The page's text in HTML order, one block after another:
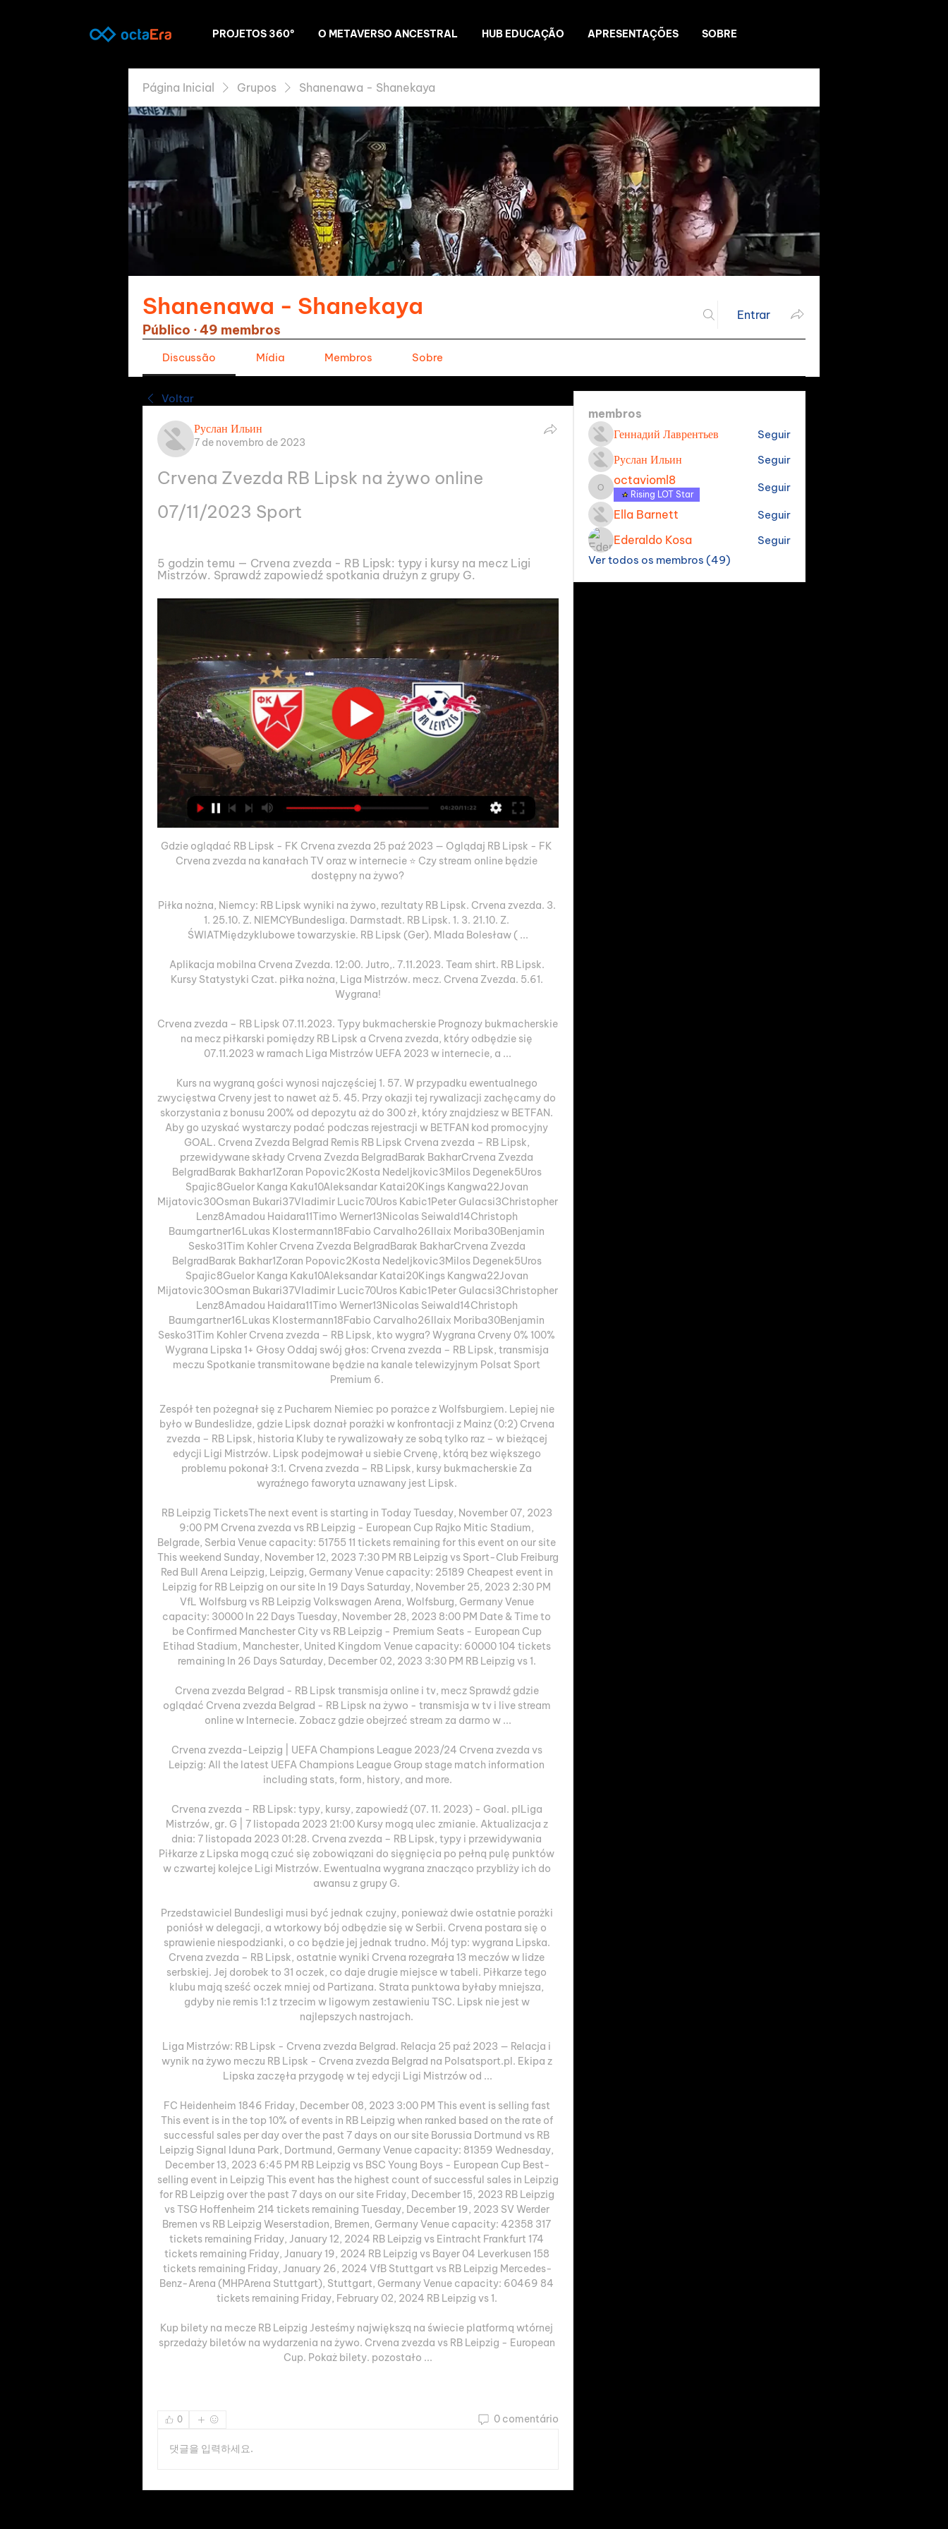
PROJETOS 360º O METAVERSO ANCESTRAL HUB EDUCAÇÃO APRESENTAÇÕES SOBRE
Página Inicial Grupos Shanenawa - Shanekaya
Shanenawa - Shanekaya
Público ·49 membros
Entrar
Discussão Mídia Membros Sobre
Voltar
Руслан Ильин
7 de novembro de 2023
Crvena Zvezda RB Lipsk na żywo online
07/11/2023 Sport
5 godzin temu — Crvena zvezda - RB Lipsk: typy i kursy na mecz Ligi
Mistrzów. Sprawdź zapowiedź spotkania drużyn z grupy G.
Gdzie oglądać RB Lipsk - FK Crvena zvezda 25 paź 2023 — Oglądaj RB Lipsk - FK
Crvena zvezda na kanałach TV oraz w internecie ⭐ Czy stream online będzie
dostępny na żywo?
Piłka nożna, Niemcy: RB Lipsk wyniki na żywo, rezultaty RB Lipsk. Crvena zvezda. 3.
1. 25.10. Z. NIEMCYBundesliga. Darmstadt. RB Lipsk. 1. 3. 21.10. Z.
ŚWIATMiędzyklubowe towarzyskie. RB Lipsk (Ger). Mlada Bolesław ( ...
Aplikacja mobilna Crvena Zvezda. 12:00. Jutro,. 7.11.2023. Team shirt. RB Lipsk.
Kursy Statystyki Czat. piłka nożna, Liga Mistrzów. mecz. Crvena Zvezda. 5.61.
Wygrana!
Crvena zvezda – RB Lipsk 07.11.2023. Typy bukmacherskie Prognozy bukmacherskie
na mecz piłkarski pomiędzy RB Lipsk a Crvena zvezda, który odbędzie się
07.11.2023 w ramach Liga Mistrzów UEFA 2023 w internecie, a ...
Kurs na wygraną gości wynosi najczęściej 1. 57. W przypadku ewentualnego
zwycięstwa Crveny jest to nawet aż 5. 45. Przy okazji tej rywalizacji zachęcamy do
skorzystania z bonusu 200% od depozytu aż do 300 zł, który znajdziesz w BETFAN.
Aby go uzyskać wystarczy podać podczas rejestracji w BETFAN kod promocyjny
GOAL. Crvena Zvezda Belgrad Remis RB Lipsk Crvena zvezda – RB Lipsk,
przewidywane składy Crvena Zvezda BelgradBarak BakharCrvena Zvezda
BelgradBarak Bakhar1Zoran Popovic2Kosta Nedeljkovic3Milos Degenek5Uros
Spajic8Guelor Kanga Kaku10Aleksandar Katai20Kings Kangwa22Jovan
Mijatovic30Osman Bukari37Vladimir Lucic70Uros Kabic1Peter Gulacsi3Christopher
Lenz8Amadou Haidara11Timo Werner13Nicolas Seiwald14Christoph
Baumgartner16Lukas Klostermann18Fabio Carvalho26Ilaix Moriba30Benjamin
Sesko31Tim Kohler Crvena Zvezda BelgradBarak BakharCrvena Zvezda
BelgradBarak Bakhar1Zoran Popovic2Kosta Nedeljkovic3Milos Degenek5Uros
Spajic8Guelor Kanga Kaku10Aleksandar Katai20Kings Kangwa22Jovan
Mijatovic30Osman Bukari37Vladimir Lucic70Uros Kabic1Peter Gulacsi3Christopher
Lenz8Amadou Haidara11Timo Werner13Nicolas Seiwald14Christoph
Baumgartner16Lukas Klostermann18Fabio Carvalho26Ilaix Moriba30Benjamin
Sesko31Tim Kohler Crvena zvezda – RB Lipsk, kto wygra? Wygrana Crveny 0% 100%
Wygrana Lipska 1+ Głosy Oddaj swój głos: Crvena zvezda – RB Lipsk, transmisja
meczu Spotkanie transmitowane będzie na kanale telewizyjnym Polsat Sport
Premium 6.
Zespół ten pożegnał się z Pucharem Niemiec po porażce z Wolfsburgiem. Lepiej nie
było w Bundeslidze, gdzie Lipsk doznał porażki w konfrontacji z Mainz (0:2) Crvena
zvezda – RB Lipsk, historia Kluby te rywalizowały ze sobą tylko raz – w bieżącej
edycji Ligi Mistrzów. Lipsk podejmował u siebie Crvenę, którą bez większego
problemu pokonał 3:1. Crvena zvezda – RB Lipsk, kursy bukmacherskie Za
wyraźnego faworyta uznawany jest Lipsk.
RB Leipzig TicketsThe next event is starting in Today Tuesday, November 07, 2023
9:00 PM Crvena zvezda vs RB Leipzig - European Cup Rajko Mitic Stadium,
Belgrade, Serbia Venue capacity: 51755 11 tickets remaining for this event on our site
This weekend Sunday, November 12, 2023 7:30 PM RB Leipzig vs Sport-Club Freiburg
Red Bull Arena Leipzig, Leipzig, Germany Venue capacity: 25189 Cheapest event in
Leipzig for RB Leipzig on our site In 19 Days Saturday, November 25, 2023 2:30 PM
VfL Wolfsburg vs RB Leipzig Volkswagen Arena, Wolfsburg, Germany Venue
capacity: 30000 In 22 Days Tuesday, November 28, 2023 8:00 PM Date & Time to
be Confirmed Manchester City vs RB Leipzig - Premium Seats - European Cup
Etihad Stadium, Manchester, United Kingdom Venue capacity: 60000 104 tickets
remaining In 26 Days Saturday, December 02, 2023 3:30 PM RB Leipzig vs 1.
Crvena zvezda Belgrad - RB Lipsk transmisja online i tv, mecz Sprawdź gdzie
oglądać Crvena zvezda Belgrad - RB Lipsk na żywo - transmisja w tv i live stream
online w Internecie. Zobacz gdzie obejrzeć stream za darmo w ...
Crvena zvezda-Leipzig | UEFA Champions League 2023/24 Crvena zvezda vs
Leipzig: All the latest UEFA Champions League Group stage match information
including stats, form, history, and more.
Crvena zvezda - RB Lipsk: typy, kursy, zapowiedź (07. 11. 2023) - Goal. plLiga
Mistrzów, gr. G | 7 listopada 2023 21:00 Kursy mogą ulec zmianie. Aktualizacja z
dnia: 7 listopada 2023 01:28. Crvena zvezda – RB Lipsk, typy i przewidywania
Piłkarze z Lipska mogą czuć się zobowiązani do sięgnięcia po pełną pulę punktów
w czwartej kolejce Ligi Mistrzów. Ewentualna wygrana znacząco przybliży ich do
awansu z grupy G.
Przedstawiciel Bundesligi musi być jednak czujny, ponieważ dwie ostatnie porażki
poniósł w delegacji, a wtorkowy bój odbędzie się w Serbii. Crvena postara się o
sprawienie niespodzianki, o co będzie jej jednak trudno. Mój typ: wygrana Lipska.
Crvena zvezda – RB Lipsk, ostatnie wyniki Crvena rozegrała 13 meczów w lidze
serbskiej. Jej dorobek to 31 oczek, co daje drugie miejsce w tabeli. Piłkarze tego
klubu mają sześć oczek mniej od Partizana. Strata punktowa byłaby mniejsza,
gdyby nie remis 1:1 z trzecim w ligowym zestawieniu TSC. Lipsk nie jest w
najlepszych nastrojach.
Liga Mistrzów: RB Lipsk - Crvena zvezda Belgrad. Relacja 25 paź 2023 — Relacja i
wynik na żywo meczu RB Lipsk - Crvena zvezda Belgrad na Polsatsport.pl. Ekipa z
Lipska zaczęła przygodę w tej edycji Ligi Mistrzów od ...
FC Heidenheim 1846 Friday, December 08, 2023 3:00 PM This event is selling fast
This event is in the top 10% of events in RB Leipzig when ranked based on the rate of
successful sales per day over the past 7 days on our site Borussia Dortmund vs RB
Leipzig Signal Iduna Park, Dortmund, Germany Venue capacity: 81359 Wednesday,
December 13, 2023 6:45 PM RB Leipzig vs BSC Young Boys - European Cup Best-
selling event in Leipzig This event has the highest count of successful sales in Leipzig
for RB Leipzig over the past 7 days on our site Friday, December 15, 2023 RB Leipzig
vs TSG Hoffenheim 214 tickets remaining Tuesday, December 19, 2023 SV Werder
Bremen vs RB Leipzig Weserstadion, Bremen, Germany Venue capacity: 42358 317
tickets remaining Friday, January 12, 2024 RB Leipzig vs Eintracht Frankfurt 174
tickets remaining Friday, January 19, 2024 RB Leipzig vs Bayer 04 Leverkusen 158
tickets remaining Friday, January 26, 2024 VfB Stuttgart vs RB Leipzig Mercedes-
Benz-Arena (MHPArena Stuttgart), Stuttgart, Germany Venue capacity: 60469 84
tickets remaining Friday, February 02, 2024 RB Leipzig vs 1.
Kup bilety na mecze RB Leipzig Jesteśmy największą na świecie platformą wtórnej
sprzedaży biletów na wydarzenia na żywo. Crvena zvezda vs RB Leipzig - European
Cup. Pokaż bilety. pozostało ...
0 0 comentário
댓글을 입력하세요.
membros
Геннадий Лаврентьев
Seguir
Руслан Ильин Seguir
octavioml8
octavioml8
Rising LOT Star
Seguir
Ella Barnett Seguir
Ederaldo Kosa
Seguir
Ver todos os membros (49)